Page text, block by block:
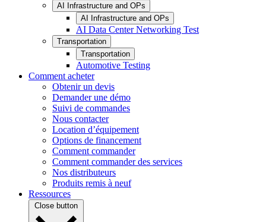
AI Infrastructure and OPs
AI Infrastructure and OPs
AI Data Center Networking Test
Transportation
Transportation
Automotive Testing
Comment acheter
Obtenir un devis
Demander une démo
Suivi de commandes
Nous contacter
Location d’équipement
Options de financement
Comment commander
Comment commander des services
Nos distributeurs
Produits remis à neuf
Ressources
Close button